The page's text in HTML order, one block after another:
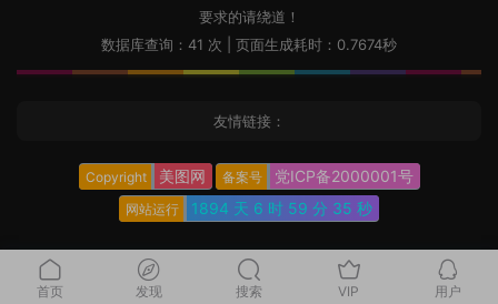
要求的请绕道！
数据库查询：41 次 | 页面生成耗时：0.7674秒
友情链接：
Copyright 美图网 备案号 党ICP备2000001号
网站运行 1894 天 6 时 59 分 36 秒
首页 发现 搜索 VIP 用户